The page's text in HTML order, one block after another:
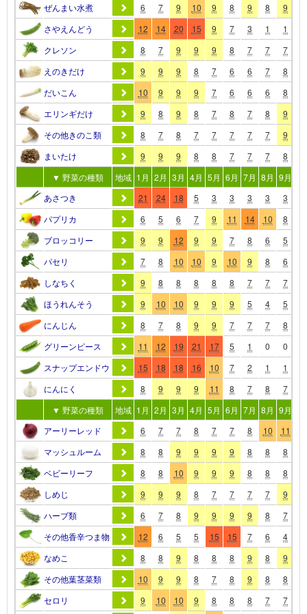
ぜんまい水煮
6 7 9 10 9 8 9 8 9
さやえんどう
12 14 20 15 9 7 3 1 1
クレソン
8 7 9 9 9 8 7 7 7
えのきだけ
9 9 9 8 7 6 6 7 8
だいこん
10 9 9 9 7 6 6 6 8
エリンギだけ
9 8 9 8 7 8 7 8 9
その他きのこ類
8 7 8 7 7 7 7 7 9
まいたけ
9 9 9 8 8 7 7 7 8
▼ 野菜の種類
地域 1月 2月 3月 4月 5月 6月 7月 8月 9月
あさつき
21 24 18 5 3 3 3 3 3
パプリカ
6 5 6 7 9 11 14 10 8
ブロッコリー
9 9 12 9 9 7 8 6 5
パセリ
7 8 10 10 9 10 9 8 6
しなちく
9 8 8 8 8 8 7 7 7
ほうれんそう
9 10 10 9 9 9 5 4 5
にんじん
8 7 8 9 9 7 7 7 8
グリーンピース
11 12 19 21 17 5 1 0 0
スナップエンドウ
15 18 18 16 10 7 2 1 1
にんにく
8 9 9 9 11 8 7 8 7
▼ 野菜の種類
地域 1月 2月 3月 4月 5月 6月 7月 8月 9月
アーリーレッド
6 7 7 8 7 7 8 10 11
マッシュルーム
8 8 9 9 9 9 8 8 8
ベビーリーフ
8 8 10 9 9 9 8 8 8
しめじ
9 9 9 8 7 7 7 7 9
ハーブ類
6 7 8 9 9 9 9 8 7
その他香辛つま物
12 6 5 5 15 15 7 6 4
なめこ
8 8 9 8 8 8 9 8 9
その他葉茎菜類
10 9 9 8 7 8 9 8 8
セロリ
9 10 10 9 8 8 8 7 7